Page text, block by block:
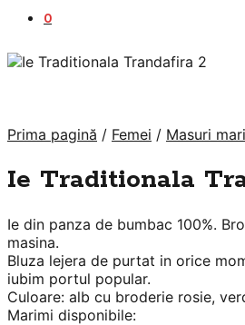
0
Prima pagină / Femei / Masuri mari
Ie Traditionala
Ie din panza de bumbac 100%.
masina.
Bluza lejera de purtat in orice
iubim portul popular.
Culoare: alb cu broderie rosie,
Marimi disponibile: